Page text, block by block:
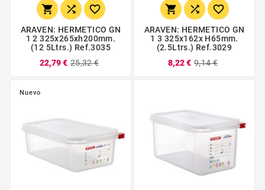
  
ARAVEN: HERMETICO GN
1 2 325x265xh200mm.
(12 5Ltrs.) Ref.3035
22,79 € 25,32 €
  
ARAVEN: HERMETICO GN
1 3 325x162x H65mm.
(2.5Ltrs.) Ref.3029
8,22 € 9,14 €
Nuevo